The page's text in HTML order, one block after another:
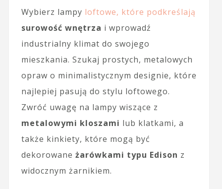
Wybierz lampy loftowe, które podkreślają
surowość wnętrza i wprowadź
industrialny klimat do swojego
mieszkania. Szukaj prostych, metalowych
opraw o minimalistycznym designie, które
najlepiej pasują do stylu loftowego.
Zwróć uwagę na lampy wiszące z
metalowymi kloszami lub klatkami, a
także kinkiety, które mogą być
dekorowane żarówkami typu Edison z
widocznym żarnikiem.